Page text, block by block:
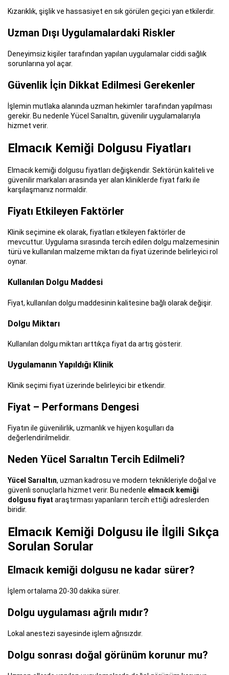
Kızarıklık, şişlik ve hassasiyet en sık görülen geçici yan etkilerdir.
Uzman Dışı Uygulamalardaki Riskler
Deneyimsiz kişiler tarafından yapılan uygulamalar ciddi sağlık
sorunlarına yol açar.
Güvenlik İçin Dikkat Edilmesi Gerekenler
İşlemin mutlaka alanında uzman hekimler tarafından yapılması
gerekir. Bu nedenle Yücel Sarıaltın, güvenilir uygulamalarıyla
hizmet verir.
Elmacık Kemiği Dolgusu Fiyatları
Elmacık kemiği dolgusu fiyatları değişkendir. Sektörün kaliteli ve
güvenilir markaları arasında yer alan kliniklerde fiyat farkı ile
karşılaşmanız normaldir.
Fiyatı Etkileyen Faktörler
Klinik seçimine ek olarak, fiyatları etkileyen faktörler de
mevcuttur. Uygulama sırasında tercih edilen dolgu malzemesinin
türü ve kullanılan malzeme miktarı da fiyat üzerinde belirleyici rol
oynar.
Kullanılan Dolgu Maddesi
Fiyat, kullanılan dolgu maddesinin kalitesine bağlı olarak değişir.
Dolgu Miktarı
Kullanılan dolgu miktarı arttıkça fiyat da artış gösterir.
Uygulamanın Yapıldığı Klinik
Klinik seçimi fiyat üzerinde belirleyici bir etkendir.
Fiyat – Performans Dengesi
Fiyatın ile güvenilirlik, uzmanlık ve hijyen koşulları da
değerlendirilmelidir.
Neden Yücel Sarıaltın Tercih Edilmeli?
Yücel Sarıaltın, uzman kadrosu ve modern teknikleriyle doğal ve
güvenli sonuçlarla hizmet verir. Bu nedenle elmacık kemiği
dolgusu fiyat araştırması yapanların tercih ettiği adreslerden
biridir.
Elmacık Kemiği Dolgusu ile İlgili Sıkça
Sorulan Sorular
Elmacık kemiği dolgusu ne kadar sürer?
İşlem ortalama 20-30 dakika sürer.
Dolgu uygulaması ağrılı mıdır?
Lokal anestezi sayesinde işlem ağrısızdır.
Dolgu sonrası doğal görünüm korunur mu?